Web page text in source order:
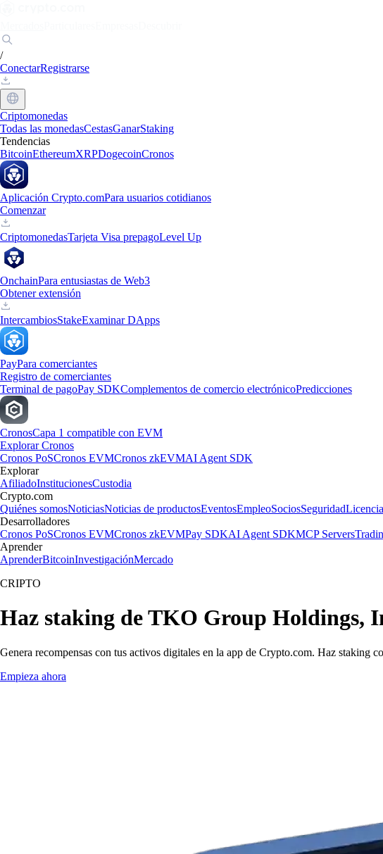
/
ConectarRegistrarse
Criptomonedas
Todas las monedasCestasGanarStaking
Tendencias
BitcoinEthereumXRPDogecoinCronos
Aplicación Crypto.comPara usuarios cotidianos
Comenzar
CriptomonedasTarjeta Visa prepagoLevel Up
OnchainPara entusiastas de Web3
Obtener extensión
IntercambiosStakeExaminar DApps
PayPara comerciantes
Registro de comerciantes
Terminal de pagoPay SDKComplementos de comercio electrónicoPredicciones
CronosCapa 1 compatible con EVM
Explorar Cronos
Cronos PoSCronos EVMCronos zkEVMAI Agent SDK
Explorar
AfiliadoInstitucionesCustodia
Crypto.com
Quiénes somosNoticiasNoticias de productosEventosEmpleoSociosSeguridad
Desarrolladores
Cronos PoSCronos EVMCronos zkEVMPay SDKAI Agent SDKMCP Servers
Aprender
AprenderBitcoinInvestigaciónMercado
CRIPTO
Haz staking de TKO Group Holdings,
Genera recompensas con tus activos digitales en la app de Crypto.com. Haz staking
Empieza ahora